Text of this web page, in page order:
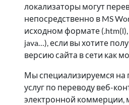
локализаторы могут
непосредственно в MS
исходном формате (.htm(l),
java…), если вы хотите
версию сайта в сети как
Мы специализируемся на
услуг по переводу веб-
электронной коммерции,